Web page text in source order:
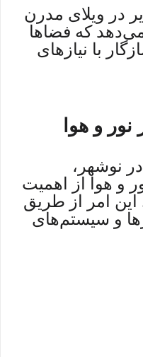
در ویلای مدرن
که فضاها
با نیازهای
و هوا
نوشهر،
و هوا از اهمیت
امر از طریق
و سیستم‌های